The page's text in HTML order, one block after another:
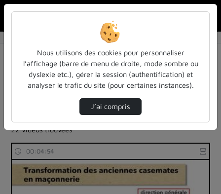
Résultats de la recherche
Filtres actifs (cliquer pour en retirer) :
cours-formations
1ere-guerre-mondiale
mooc-verdun-1-sur-les-pas-des-combattants-de-
22 vidéos trouvées
00:04:54
Nous utilisons des cookies pour personnaliser
l’affichage (barre de menu de droite, mode sombre ou
dyslexie etc.), gérer la session (authentification) et
analyser le trafic du site (pour certaines instances).
J’ai compris